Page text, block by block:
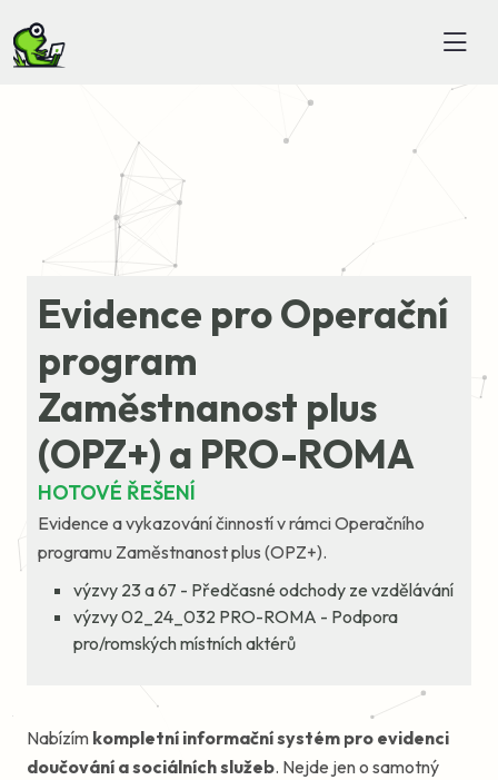
Evidence pro Operační
program
Zaměstnanost plus
(OPZ+) a PRO-ROMA
HOTOVÉ ŘEŠENÍ
Evidence a vykazování činností v rámci Operačního
programu Zaměstnanost plus (OPZ+).
výzvy 23 a 67 - Předčasné odchody ze vzdělávání
výzvy 02_24_032 PRO-ROMA - Podpora
pro/romských místních aktérů
Nabízím kompletní informační systém pro evidenci
doučování a sociálních služeb. Nejde jen o samotný